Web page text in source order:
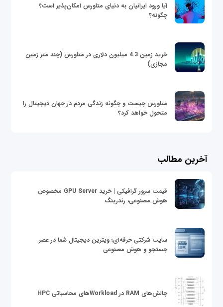
آیا ورود ایرانیان به دنیای متاورس امکان‌پذیر است؟
چگونه؟
خرید زمین 4.3 میلیون دلاری در متاورس (چند متر زمین
مجازی)
متاورس چیست و چگونه زندگی مردم در جهان دیجیتال را
متحول خواهد کرد؟
آخرین مطالب
قیمت سرور گرافیکی | خرید GPU Server مخصوص
هوش مصنوعی، رندرینگ
سایت شرکتی حرفه‌ای؛ ویترین دیجیتال شما در عصر
جستجو و هوش مصنوعی
چالش‌های RAM در Workloadهای محاسباتی HPC